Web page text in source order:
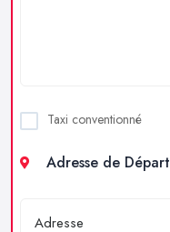
Taxi conventionné
Adresse de Départ